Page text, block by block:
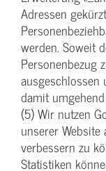
Adressen
werden. Soweit
Personenbezug
ausgeschlossen
damit
(5) Wir nutzen
unserer
verbessern zu
Statistiken